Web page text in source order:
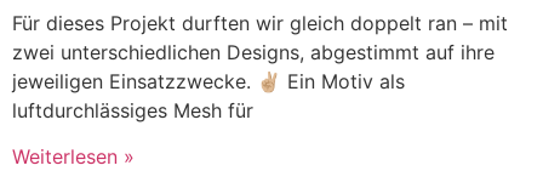
Für dieses Projekt durften wir gleich doppelt ran – mit
zwei unterschiedlichen Designs, abgestimmt auf ihre
jeweiligen Einsatzzwecke. ✌🏼 Ein Motiv als
luftdurchlässiges Mesh für
Weiterlesen »